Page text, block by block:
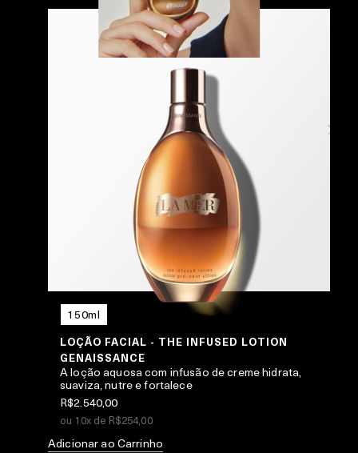
150ml
LOÇÃO FACIAL - THE INFUSED LOTION
GENAISSANCE
A loção aquosa com infusão de creme hidrata,
suaviza, nutre e fortalece
R$2.540,00
ou 10x de R$254,00
Adicionar ao Carrinho